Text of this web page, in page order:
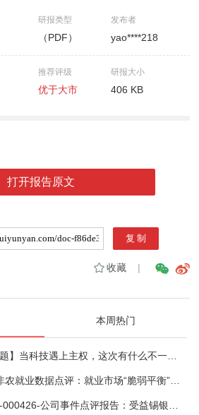
研报类型
（PDF）
发布者
yao****218
推荐评级
优于大市
研报大小
406 KB
打开报告原文
收藏|
本周热门
华创证券-【宏观专题】当科技遇上主权，这次有什么不一样？——海外科技思辨系列五-260808
开源证券-美国7月非农就业数据点评：就业市场“脆弱平衡”，美联储加息动力并不高-260808